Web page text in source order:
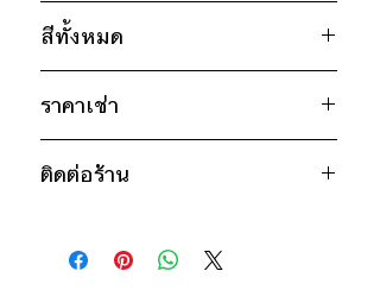
ไซส์ : 130
อก 42" / เอว 42" / สะโพก 42" /
ไหล่กว้าง 17" / วงแขน 18" / ยาว 19"
* สินค้าจริงอาจมีขนาดคาดเคลื่อน 2-3
สีทั้งหมด
ดำ
ราคาเช่า
คืน)
ติดต่อร้านเพื่อสอบถามราคา
ติดต่อร้าน
ดูแผนที่ร้าน